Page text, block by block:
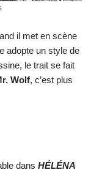
il met en scène
adopte un style de
le trait se fait
Wolf, c’est plus
dans HÉLÉNA